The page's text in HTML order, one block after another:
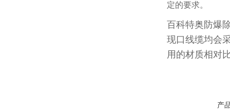
定的要求。
百科特奥防爆
现口线缆均会
用的材质相对
产